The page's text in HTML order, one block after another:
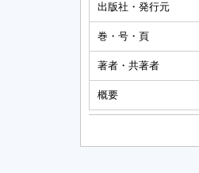
出版社・発行元
巻・号・頁
著者・共著者
概要